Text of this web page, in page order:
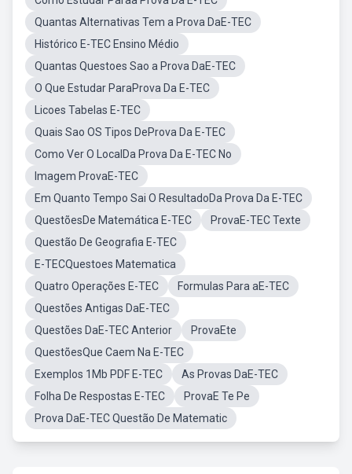
Quantas Alternativas Tem a Prova DaE-TEC
Histórico E-TEC Ensino Médio
Quantas Questoes Sao a Prova DaE-TEC
O Que Estudar ParaProva Da E-TEC
Licoes Tabelas E-TEC
Quais Sao OS Tipos DeProva Da E-TEC
Como Ver O LocalDa Prova Da E-TEC No
Imagem ProvaE-TEC
Em Quanto Tempo Sai O ResultadoDa Prova Da E-TEC
QuestõesDe Matemática E-TEC
ProvaE-TEC Texte
Questão De Geografia E-TEC
E-TECQuestoes Matematica
Quatro Operações E-TEC
Formulas Para aE-TEC
Questões Antigas DaE-TEC
Questões DaE-TEC Anterior
ProvaEte
QuestõesQue Caem Na E-TEC
Exemplos 1Mb PDF E-TEC
As Provas DaE-TEC
Folha De Respostas E-TEC
ProvaE Te Pe
Prova DaE-TEC Questão De Matematic